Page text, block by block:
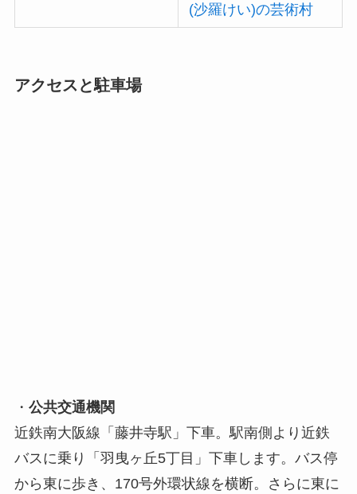
(沙羅けい)の芸術村
アクセスと駐車場
・ 公共交通機関
近鉄南大阪線「藤井寺駅」下車。駅南側より近鉄
バスに乗り「羽曳ヶ丘5丁目」下車します。バス停
から東に歩き、170号外環状線を横断。さらに東に